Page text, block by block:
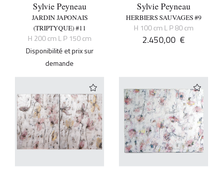
Sylvie Peyneau
JARDIN JAPONAIS
(TRIPTYQUE) #11
H 200 cm L P 150 cm
Disponibilité et prix sur
demande
Sylvie Peyneau
HERBIERS SAUVAGES #9
H 100 cm L P 80 cm
2.450,00 €